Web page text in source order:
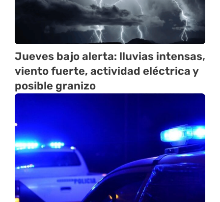
Jueves bajo alerta: lluvias intensas,
viento fuerte, actividad eléctrica y
posible granizo